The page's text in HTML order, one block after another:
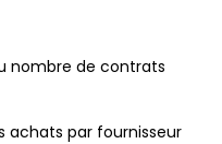
nombre de contrats
achats par fournisseur